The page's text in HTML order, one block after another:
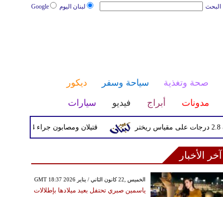
لبنان اليوم Google البحث
صحة وتغذية سياحة وسفر
ديكور
مدونات أبراج فيديو سيارات
قتيلان ومصابون جراء 14 غارة إسرائيلية على شرق وجنوب لبنان
آخر الأخبار
GMT 18:37 2026 الخميس ,22 كانون الثاني / يناير
ياسمين صبري تحتفل بعيد ميلادها بإطلالات